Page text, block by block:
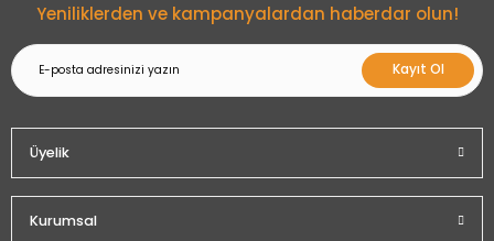
Yeniliklerden ve kampanyalardan haberdar olun!
Kayıt Ol
Üyelik
Kurumsal